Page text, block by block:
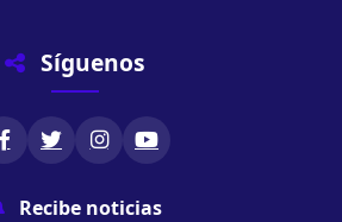
Síguenos
Recibe noticias